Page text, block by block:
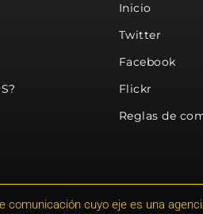
Inicio
Twitter
Facebook
Flickr
Reglas de
comunicación cuyo eje es una